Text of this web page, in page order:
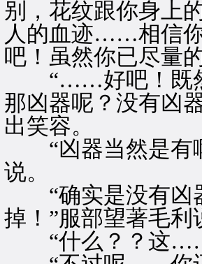
别，花纹跟你身上
人的血迹……相信
吧！虽然你已尽量
“……好吧！既然
那凶器呢？没有凶
出笑容。
“凶器当然是有
说。
“确实是没有凶
掉！”服部望著毛利
“什么？？这……